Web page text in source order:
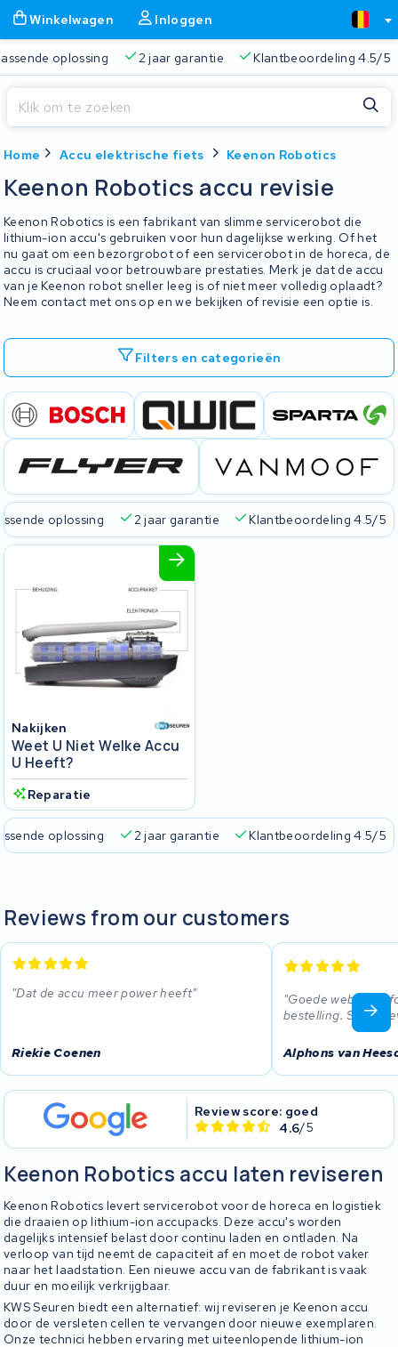
Winkelwagen Inloggen
oplossing 2 jaar garantie Klantbeoordeling 4.5/5
Home Accu elektrische fiets Keenon Robotics
Keenon Robotics accu revisie
Keenon Robotics is een fabrikant van slimme servicerobot die
lithium-ion accu's gebruiken voor hun dagelijkse werking. Of het
nu gaat om een bezorgrobot of een servicerobot in de horeca, de
accu is cruciaal voor betrouwbare prestaties. Merk je dat de accu
van je Keenon robot sneller leeg is of niet meer volledig oplaadt?
Neem contact met ons op en we bekijken of revisie een optie is.
Filters en categorieën
oplossing 2 jaar garantie Klantbeoordeling 4.5/5
Nakijken
Weet U Niet Welke Accu
U Heeft?
Reparatie
oplossing 2 jaar garantie Klantbeoordeling 4.5/5
Reviews from our customers
Dat de accu meer power heeft
Riekie Coenen
Goede website
bestelling. Snelle
Alphons van
Review score: goed
4.6/5
Keenon Robotics accu laten reviseren
Keenon Robotics levert servicerobot voor de horeca en logistiek
die draaien op lithium-ion accupacks. Deze accu's worden
dagelijks intensief belast door continu laden en ontladen. Na
verloop van tijd neemt de capaciteit af en moet de robot vaker
naar het laadstation. Een nieuwe accu van de fabrikant is vaak
duur en moeilijk verkrijgbaar.
KWS Seuren biedt een alternatief: wij reviseren je Keenon accu
door de versleten cellen te vervangen door nieuwe exemplaren.
Onze technici hebben ervaring met uiteenlopende lithium-ion
Je winkelwagen is leeg.
Gratis verzending Altijd een passende oplossing 2
Sluiten
Begin te typen in de zoekbalk om te zoeken